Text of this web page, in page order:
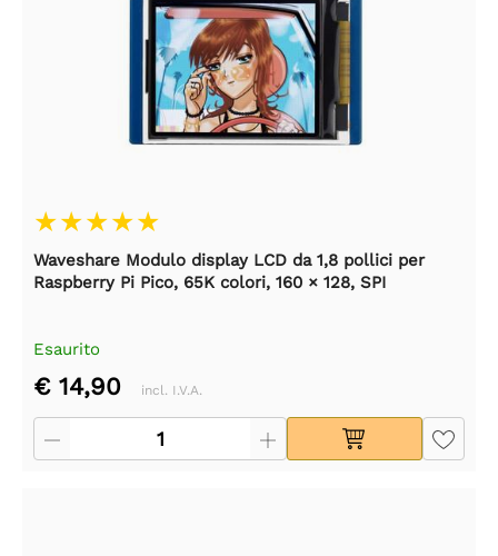
Waveshare Modulo display LCD da 1,8 pollici per
Raspberry Pi Pico, 65K colori, 160 × 128, SPI
Esaurito
€ 14,90 incl. I.V.A.